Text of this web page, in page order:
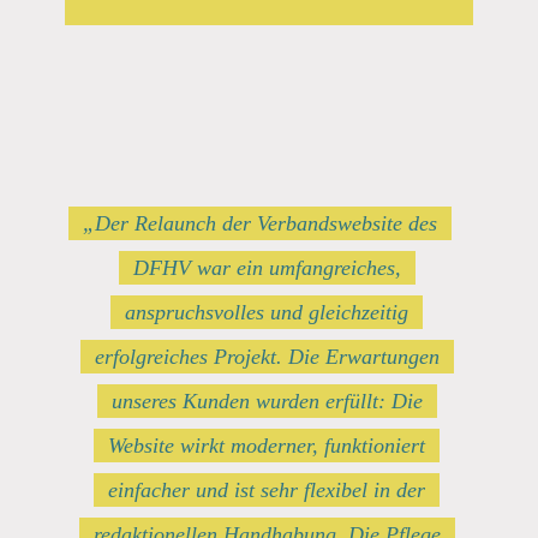
„Der Relaunch der Verbandswebsite des
DFHV war ein umfangreiches,
anspruchsvolles und gleichzeitig
erfolgreiches Projekt. Die Erwartungen
unseres Kunden wurden erfüllt: Die
Website wirkt moderner, funktioniert
einfacher und ist sehr flexibel in der